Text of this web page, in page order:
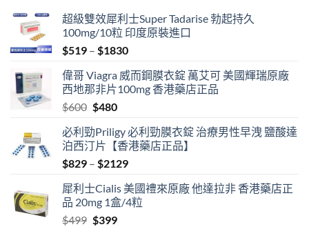
超級雙效犀利士Super Tadarise 勃起持久
100mg/10粒 印度原裝進口
$519 – $1830Price
$519
through
偉哥 Viagra 威而鋼膜衣錠 萬艾可 美國輝瑞原廠
西地那非片100mg 香港藥店正品
$600 Original
was:
$600.
$480Current
is:
$480.
必利勁Priligy 必利勁膜衣錠 治療男性早洩 鹽酸達
泊西汀片【香港藥店正品】
$829 – $2129Price
$829
through
犀利士Cialis 美國禮來原廠 他達拉非 香港藥店正
品 20mg 1盒/4粒
$499 Original
$399Current